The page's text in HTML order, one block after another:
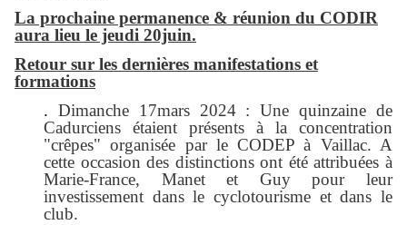
La prochaine permanence & réunion du CODIR
aura lieu le jeudi 20juin.
Retour sur les dernières manifestations et
formations
. Dimanche 17mars 2024 : Une quinzaine de
Cadurciens étaient présents à la concentration
"crêpes" organisée par le CODEP à Vaillac. A
cette occasion des distinctions ont été attribuées à
Marie-France, Manet et Guy pour leur
investissement dans le cyclotourisme et dans le
club.